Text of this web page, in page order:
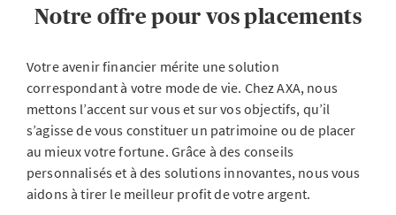
Notre offre pour vos placements
Votre avenir financier mérite une solution
correspondant à votre mode de vie. Chez AXA, nous
mettons l’accent sur vous et sur vos objectifs, qu’il
s’agisse de vous constituer un patrimoine ou de placer
au mieux votre fortune. Grâce à des conseils
personnalisés et à des solutions innovantes, nous vous
aidons à tirer le meilleur profit de votre argent.